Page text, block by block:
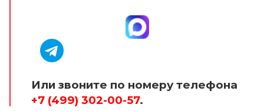
Или звоните по номеру телефона
+7 (499) 302-00-57.